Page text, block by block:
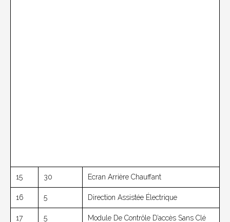
15 30 Ecran Arrière Chauffant
16 5 Direction Assistée Électrique
17 5 Module De Contrôle D’accès Sans Clé